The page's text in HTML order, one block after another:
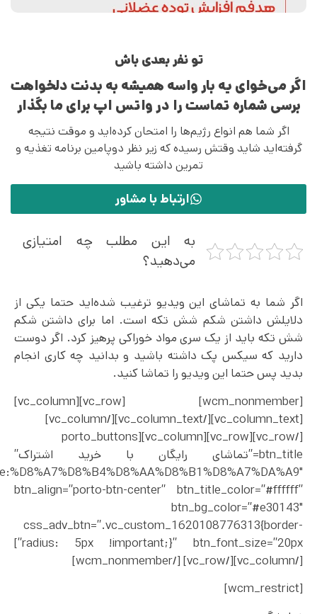
تو نفر بعدی باش
اگر می‌خوای یه بار واسه همیشه به بدنت دلخواهت
برسی شماره تماست را در واتس اپ برای ما بگذار
اگر شما هم انواع رژیم‌ها را امتحان کرده‌اید و موقت نتیجه
گرفته‌اید شاید وقتش رسیده که زیر نظر دوپامین برنامه تغذیه و
تمرین داشته باشید
ارتباط با مشاور
به این مطلب چه امتیازی
می‌دهید؟
اگر شما به تماشای این ویدیو ترغیب شده‌اید حتما یکی از
دلایلش داشتن شکم شش تکه است. اما برای داشتن شکم
شش تکه باید از یک سری مواد خوراکی پرهیز کرد. اگر دوست
دارید که سیکس پک داشته باشید و بدانید چه کاری انجام
بدید پس حتما این ویدیو را تماشا کنید.
[wcm_nonmember] [vc_row][vc_column]
[vc_column_text][/vc_column_text][/vc_column]
[/vc_row][vc_row][vc_column][porto_buttons
btn_title=”تماشای رایگان با خرید اشتراک”
btn_align=”porto-btn-center” btn_title_color=”#ffffff”
btn_bg_color=”#e30143″
css_adv_btn=”.vc_custom_1620108776313{border-
radius: 5px !important;}” btn_font_size=”20px”]
[/vc_column][/vc_row] [/wcm_nonmember]
[wcm_restrict]